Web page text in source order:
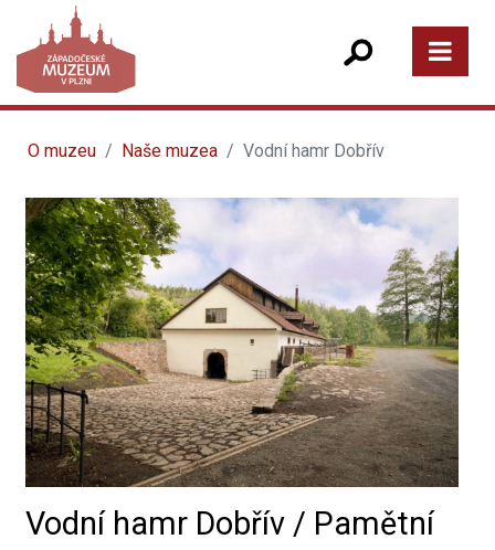
O muzeu Naše muzea Vodní hamr Dobřív
Vodní hamr Dobřív / Pamětní